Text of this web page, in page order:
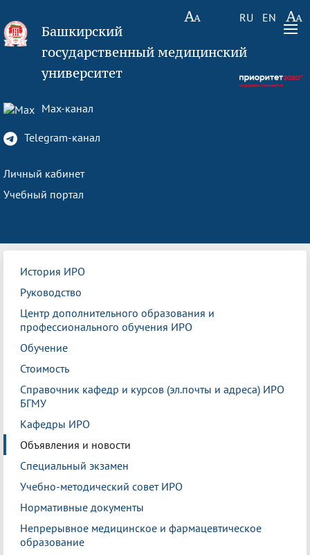
RU EN
Башкирский
государственный медицинский
университет
Max-канал
Telegram-канал
Личный кабинет
Учебный портал
История ИРО
Руководство
Центр дополнительного образования и
профессионального обучения ИРО
Обучение
Стоимость
Справочник кафедр и курсов (эл.почты и адреса) ИРО
БГМУ
Кафедры ИРО
Объявления и новости
Специальный экзамен
Учебно-методический совет ИРО
Нормативные документы
Непрерывное медицинское и фармацевтическое
образование